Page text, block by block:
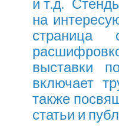
и т.д.
на
страница
выставки
включает
также
статьи и